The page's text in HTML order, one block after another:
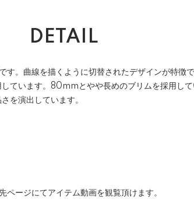
DETAIL
す。曲線を描くように切替されたデザインが特徴
ています。80mmとやや長めのブリムを採用し
を演出しています。
ージにてアイテム動画を観覧頂けます。